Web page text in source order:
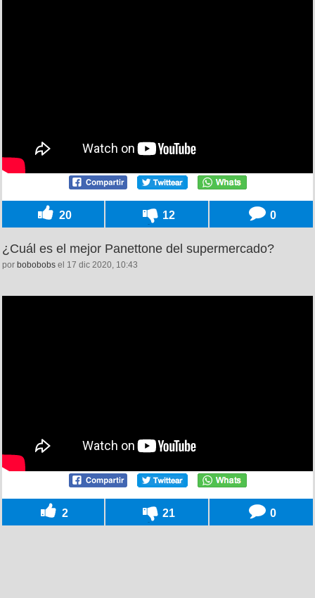
20 12 0
¿Cuál es el mejor Panettone del supermercado?
por bobobobs el 17 dic 2020, 10:43
2 21 0